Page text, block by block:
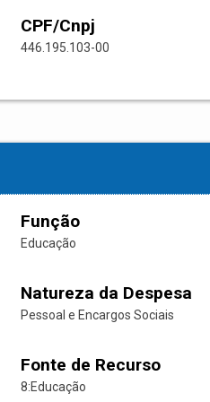
CPF/Cnpj
446.195.103-00
Função
Educação
Natureza da Despesa
Pessoal e Encargos Sociais
Fonte de Recurso
8:Educação